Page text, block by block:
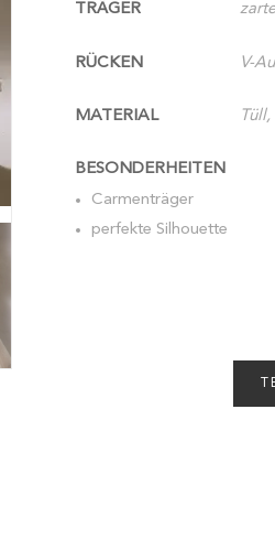
TRÄGER
RÜCKEN V-
MATERIAL
BESONDERHEITEN
Carmenträger
perfekte Silhouette